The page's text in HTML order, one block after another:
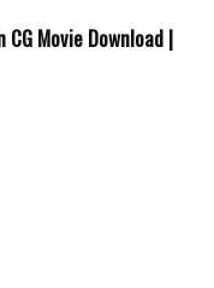
Movie Download |